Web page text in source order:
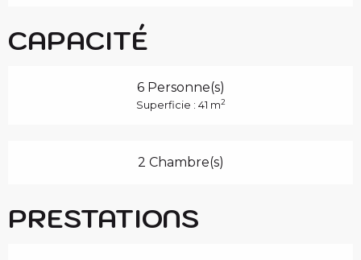
CAPACITÉ
6 Personne(s)
Superficie : 41 m2
2 Chambre(s)
PRESTATIONS